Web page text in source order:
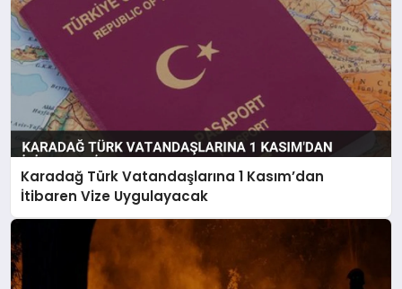
Karadağ Türk Vatandaşlarına 1 Kasım’dan
İtibaren Vize Uygulayacak